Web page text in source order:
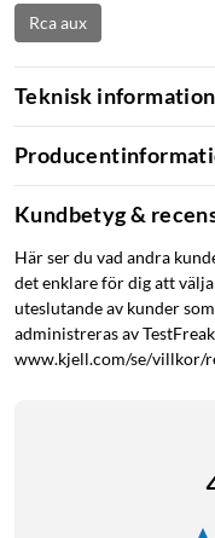
Rca aux
Teknisk information
Kundbetyg &
Här ser du vad andra
det enklare för dig att
uteslutande av kunder
administreras av
www.kjell.com/se/villkor/